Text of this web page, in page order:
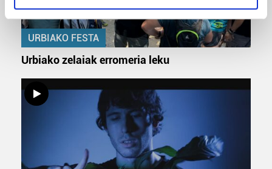
specific characteristics (fingerprinting)
Find out more about how your personal data is processed
and set your preferences in thedetails section.
teknologia erabiliz, cookieak adibidez, iragarki eta eduki
pertsonalizatuak eskaintzeko, iragarkiak eta edukia
neurtzeko, jendeari buruzko informazioa biltzeko eta
produktuak garatzeko. Zure datuak nork eta zertarako
erabiltzen dituen hauta dezakezu.
URBIAKO FESTA
Urbiako zelaiak erromeria leku